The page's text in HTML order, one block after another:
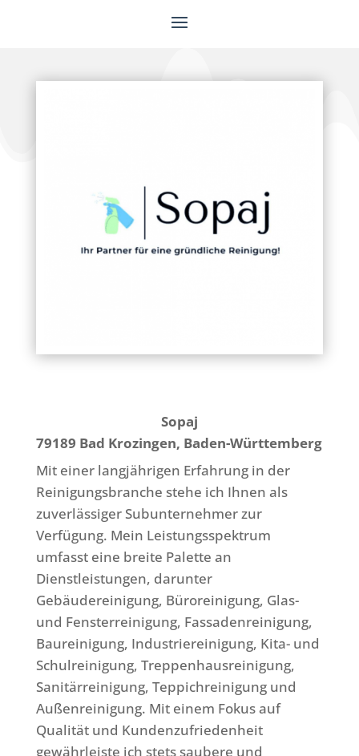
Sopaj
79189 Bad Krozingen, Baden-Württemberg
Mit einer langjährigen Erfahrung in der
Reinigungsbranche stehe ich Ihnen als
zuverlässiger Subunternehmer zur
Verfügung. Mein Leistungsspektrum
umfasst eine breite Palette an
Dienstleistungen, darunter
Gebäudereinigung, Büroreinigung, Glas-
und Fensterreinigung, Fassadenreinigung,
Baureinigung, Industriereinigung, Kita- und
Schulreinigung, Treppenhausreinigung,
Sanitärreinigung, Teppichreinigung und
Außenreinigung. Mit einem Fokus auf
Qualität und Kundenzufriedenheit
gewährleiste ich stets saubere und